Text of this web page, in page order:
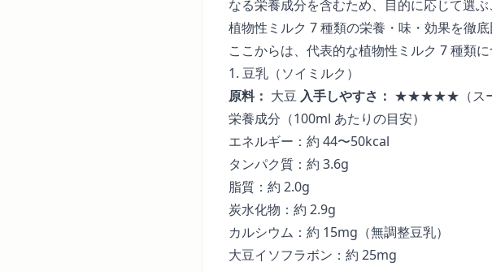
なる栄養成分を含むため、目的に応じて選
植物性ミルク 7 種類の栄養・味・効果を徹
ここからは、代表的な植物性ミルク 7 種類
1. 豆乳（ソイミルク）
原料： 大豆 入手しやすさ： ★★★★★（スー
栄養成分（100ml あたりの目安）
エネルギー：約 44〜50kcal
タンパク質：約 3.6g
脂質：約 2.0g
炭水化物：約 2.9g
カルシウム：約 15mg（無調整豆乳）
大豆イソフラボン：約 25mg